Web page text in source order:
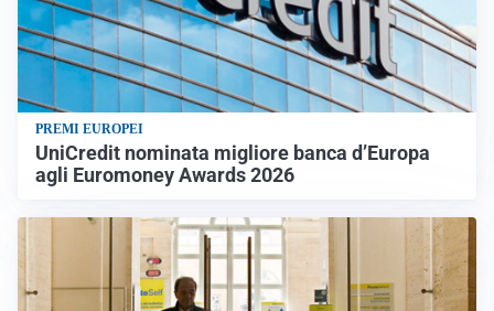
PREMI EUROPEI
UniCredit nominata migliore banca d’Europa
agli Euromoney Awards 2026